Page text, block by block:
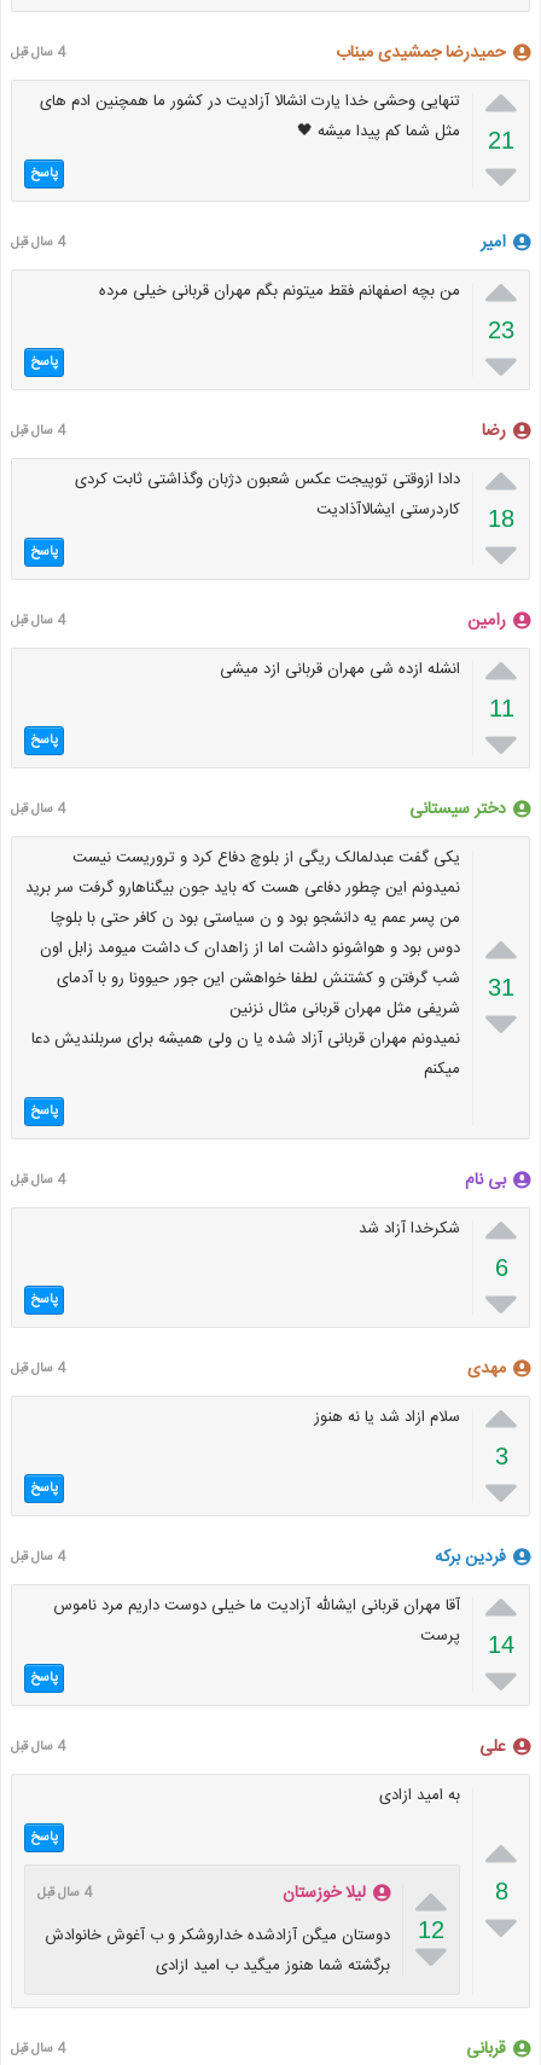
حمیدرضا جمشیدی میناب 4 سال قبل

21

تنهایی وحشی خدا یارت انشالا آزادیت در کشور ما همچنین ادم های
مثل شما کم پیدا میشه 🖤
پاسخ
امیر 4 سال قبل

23

من بچه اصفهانم فقط میتونم بگم مهران قربانی خیلی مرده
پاسخ
رضا 4 سال قبل

18

دادا ازوقتی توپیجت عکس شعبون دژبان وگذاشتی ثابت کردی
کاردرستی ایشالاآذادیت
پاسخ
رامین 4 سال قبل

11

انشله ازده شی مهران قربانی ازد میشی
پاسخ
دختر سیستانی 4 سال قبل

31

یکی گفت عبدلمالک ریگی از بلوچ دفاع کرد و تروریست نیست
نمیدونم این چطور دفاعی هست که باید جون بیگناهارو گرفت سر برید
من پسر عمم یه دانشجو بود و ن سیاستی بود ن کافر حتی با بلوچا
دوس بود و هواشونو داشت اما از زاهدان ک داشت میومد زابل اون
شب گرفتن و کشتنش لطفا خواهشن این جور حیوونا رو با آدمای
شریفی مثل مهران قربانی مثال نزنین
نمیدونم مهران قربانی آزاد شده یا ن ولی همیشه برای سربلندیش دعا
میکنم
پاسخ
بی نام 4 سال قبل

6

شکرخدا آزاد شد
پاسخ
مهدی 4 سال قبل

3

سلام ازاد شد یا نه هنوز
پاسخ
فردین برکه 4 سال قبل

14

آقا مهران قربانی ایشالله آزادیت ما خیلی دوست داریم مرد ناموس
پرست
پاسخ
علی 4 سال قبل

8

به امید ازادی
پاسخ

12

لیلا خوزستان 4 سال قبل
دوستان میگن آزادشده خداروشکر و ب آغوش خانوادش
برگشته شما هنوز میگید ب امید ازادی
قربانی 4 سال قبل